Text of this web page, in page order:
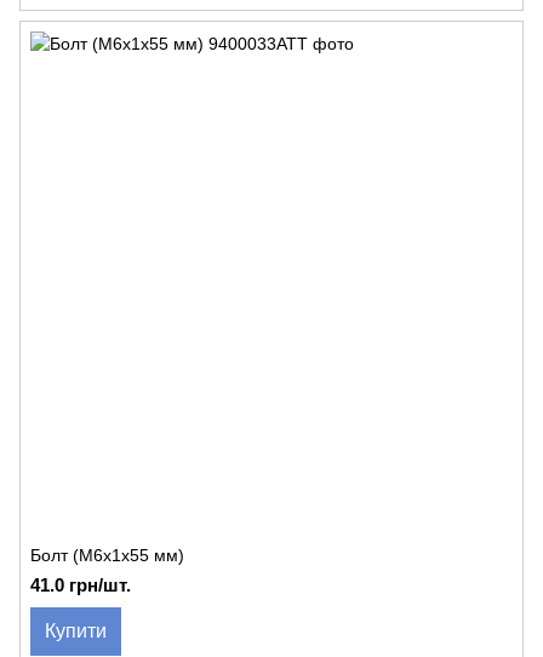
Болт (M6x1x55 мм)
41.0 грн/шт.
Купити